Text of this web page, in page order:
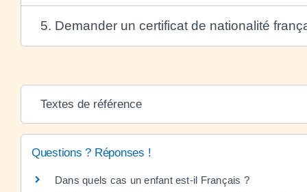
5. Demander un certificat de nationalité
Textes de référence
Questions ? Réponses !
Dans quels cas un enfant est-il Français ?